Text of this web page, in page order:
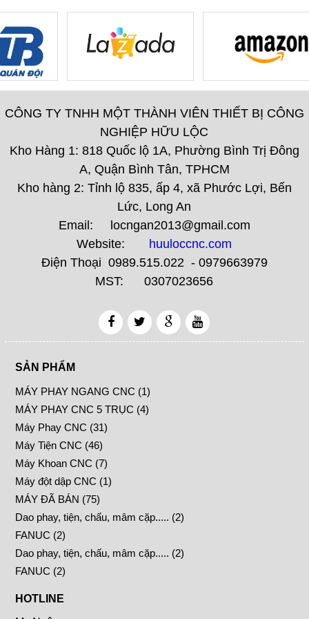
CÔNG TY TNHH MỘT THÀNH VIÊN THIẾT BỊ CÔNG
NGHIỆP HỮU LỘC
Kho Hàng 1: 818 Quốc lộ 1A, Phường Bình Trị Đông
A, Quận Bình Tân, TPHCM
Kho hàng 2: Tỉnh lộ 835, ấp 4, xã Phước Lợi, Bến
Lức, Long An
Email: locngan2013@gmail.com
Website: huuloccnc.com
Điện Thoại 0989.515.022 - 0979663979
MST: 0307023656
SẢN PHẨM
MÁY PHAY NGANG CNC (1)
MÁY PHAY CNC 5 TRỤC (4)
Máy Phay CNC (31)
Máy Tiện CNC (46)
Máy Khoan CNC (7)
Máy đột dập CNC (1)
MÁY ĐÃ BÁN (75)
Dao phay, tiện, chấu, mâm cặp..... (2)
FANUC (2)
Dao phay, tiện, chấu, mâm cặp..... (2)
FANUC (2)
HOTLINE